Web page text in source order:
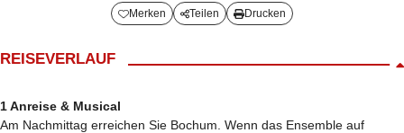
Merken Teilen Drucken
REISEVERLAUF
1 Anreise & Musical
Am Nachmittag erreichen Sie Bochum. Wenn das Ensemble auf